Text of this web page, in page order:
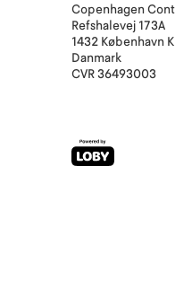
Copenhagen
Refshalevej 173A
1432 København K
Danmark
CVR36493003